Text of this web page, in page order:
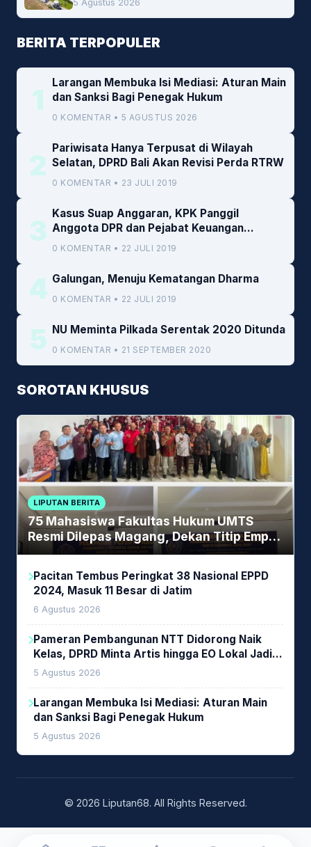
5 Agustus 2026
BERITA TERPOPULER
1
Larangan Membuka Isi Mediasi: Aturan Main
dan Sanksi Bagi Penegak Hukum
0 KOMENTAR • 5 AGUSTUS 2026
2
Pariwisata Hanya Terpusat di Wilayah
Selatan, DPRD Bali Akan Revisi Perda RTRW
0 KOMENTAR • 23 JULI 2019
3
Kasus Suap Anggaran, KPK Panggil
Anggota DPR dan Pejabat Keuangan
Kemenkeu
0 KOMENTAR • 22 JULI 2019
4 Galungan, Menuju Kematangan Dharma
0 KOMENTAR • 22 JULI 2019
5 NU Meminta Pilkada Serentak 2020 Ditunda
0 KOMENTAR • 21 SEPTEMBER 2020
SOROTAN KHUSUS
LIPUTAN BERITA
75 Mahasiswa Fakultas Hukum UMTS
Resmi Dilepas Magang, Dekan Titip Empat
Pesan Penting
Pacitan Tembus Peringkat 38 Nasional EPPD
2024, Masuk 11 Besar di Jatim
6 Agustus 2026
Pameran Pembangunan NTT Didorong Naik
Kelas, DPRD Minta Artis hingga EO Lokal Jadi
Prioritas
5 Agustus 2026
Larangan Membuka Isi Mediasi: Aturan Main
dan Sanksi Bagi Penegak Hukum
5 Agustus 2026
© 2026 Liputan68. All Rights Reserved.